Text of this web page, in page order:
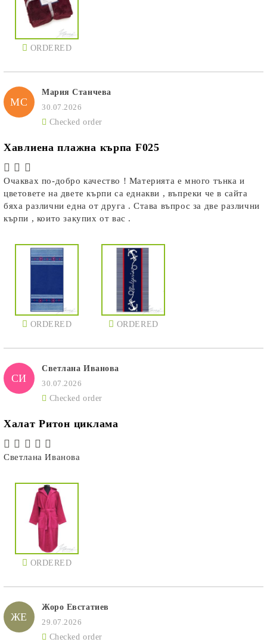
ORDERED
МС
Мария Станчева
30.07.2026
Checked order
Хавлиена плажна кърпа F025
Очаквах по-добро качество ! Материята е много тънка и
цветовете на двете кърпи са еднакви , въпреки че в сайта
бяха различни една от друга . Става въпрос за две различни
кърпи , които закупих от вас .
ORDERED ORDERED
СИ
Светлана Иванова
30.07.2026
Checked order
Халат Ритон циклама
Светлана Иванова
ORDERED
ЖЕ
Жоро Евстатиев
29.07.2026
Checked order